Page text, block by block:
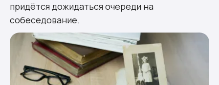
придётся дожидаться очереди на
собеседование.